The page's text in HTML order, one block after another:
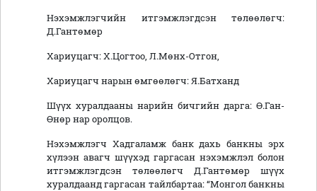
Нэхэмжлэгчийн итгэмжлэгдсэн төлөөлөгч:
Д.Гантөмөр
Хариуцагч: Х.Цогтоо, Л.Мөнх-Отгон,
Хариуцагч нарын өмгөөлөгч: Я.Батханд
Шүүх хуралдааны нарийн бичгийн дарга: Ө.Ган-
Өнөр нар оролцов.
Нэхэмжлэгч Хадгаламж банк дахь банкны эрх
хүлээн авагч шүүхэд гаргасан нэхэмжлэл болон
итгэмжлэгдсэн төлөөлөгч Д.Гантөмөр шүүх
хуралдаанд гаргасан тайлбартаа: “Монгол банкны